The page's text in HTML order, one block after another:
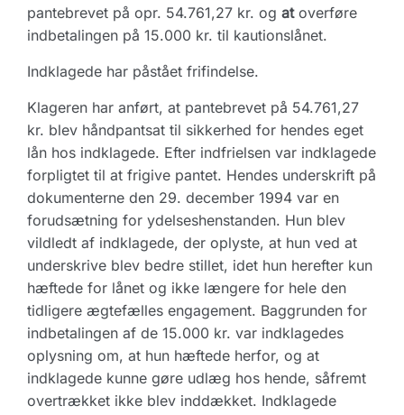
pantebrevet på opr. 54.761,27 kr. og atoverføre
indbetalingen på 15.000 kr. til kautionslånet.
Indklagede har påstået frifindelse.
Klageren har anført, at pantebrevet på 54.761,27
kr. blev håndpantsat til sikkerhed for hendes eget
lån hos indklagede. Efter indfrielsen var indklagede
forpligtet til at frigive pantet. Hendes underskrift på
dokumenterne den 29. december 1994 var en
forudsætning for ydelseshenstanden. Hun blev
vildledt af indklagede, der oplyste, at hun ved at
underskrive blev bedre stillet, idet hun herefter kun
hæftede for lånet og ikke længere for hele den
tidligere ægtefælles engagement. Baggrunden for
indbetalingen af de 15.000 kr. var indklagedes
oplysning om, at hun hæftede herfor, og at
indklagede kunne gøre udlæg hos hende, såfremt
overtrækket ikke blev inddækket. Indklagede